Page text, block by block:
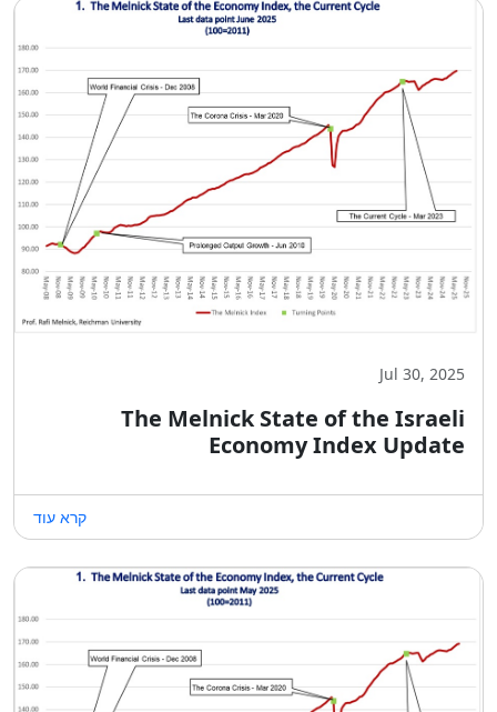
Jul 30, 2025
The Melnick State of the Israeli
Economy Index Update
קרא עוד